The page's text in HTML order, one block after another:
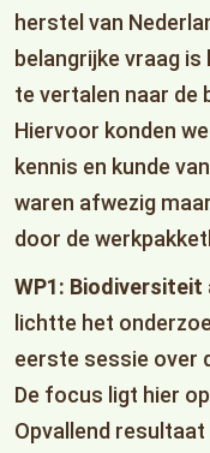
herstel van
belangrijke vraag
te vertalen naar de
Hiervoor konden
kennis en kunde
waren afwezig
door de
WP1: Biodiversiteit
lichtte het
eerste sessie over
De focus ligt hier
Opvallend